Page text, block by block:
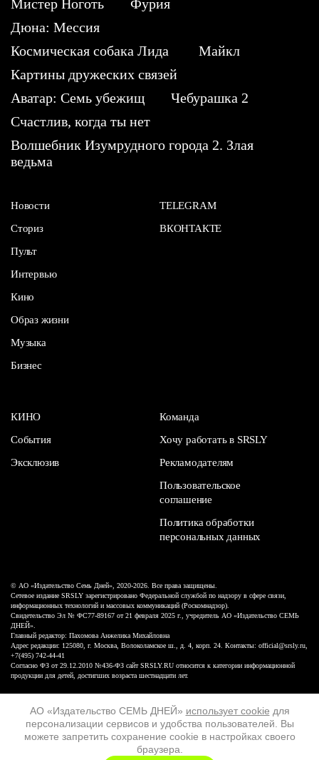
АО «Издательство СЕМЬ ДНЕЙ» использует cookie для
персонализации сервисов и удобства пользователей. Вы
можете запретить сохранение cookie в настройках своего
браузера.
Мистер Ноготь
Фурия
Дюна: Мессия
Космическая собака Лида
Майкл
Картины дружеских связей
Аватар: Семь убежищ
Чебурашка 2
Счастлив, когда ты нет
Волшебник Изумрудного города 2. Злая
ведьма
Новости
Сториз
Пульт
Интервью
Кино
Образ жизни
Музыка
Бизнес
TELEGRAM
ВКОНТАКТЕ
КИНО
События
Эксклюзив
Команда
Хочу работать в SRSLY
Рекламодателям
Пользовательское
соглашение
Политика обработки
персональных данных
16+
© АО «Издательство Семь Дней», 2020-2026. Все права защищены.
Сетевое издание SRSLY зарегистрировано Федеральной службой по надзору в сфере связи,
информационных технологий и массовых коммуникаций (Роскомнадзор).
Свидетельство Эл № ФС77-89167 от 21 февраля 2025 г., учредитель АО «Издательство СЕМЬ
ДНЕЙ».
Главный редактор: Пахомова Анжелика Михайловна
Адрес редакции: 125080, г. Москва, Волоколамское ш., д. 4, корп. 24. Контакты: official@srsly.ru,
+7(495) 742-44-41
Согласно ФЗ от 29.12.2010 №436-ФЗ сайт SRSLY.RU относится к категории информационной
продукции для детей, достигших возраста шестнадцати лет.